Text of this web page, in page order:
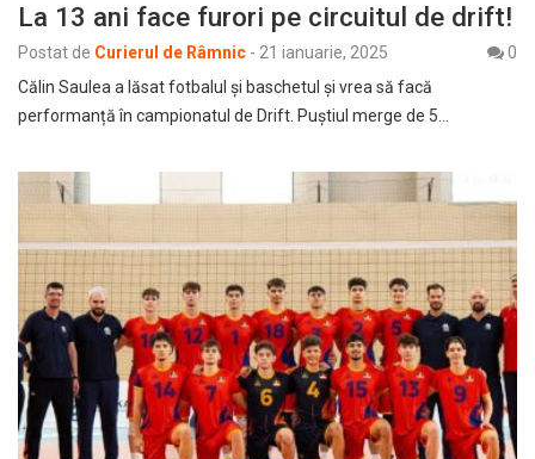
La 13 ani face furori pe circuitul de drift!
Postat de Curierul de Râmnic - 21 ianuarie, 2025
0
Călin Saulea a lăsat fotbalul și baschetul și vrea să facă
performanță în campionatul de Drift. Puștiul merge de 5…